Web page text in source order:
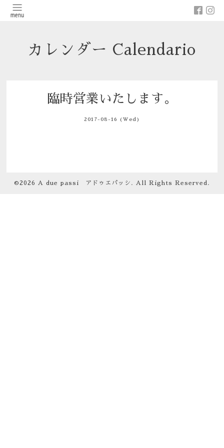
カレンダー Calendario
臨時営業いたします。
2017-08-16 (Wed)
©2026 A due passi アドゥエパッシ . All Rights Reserved.